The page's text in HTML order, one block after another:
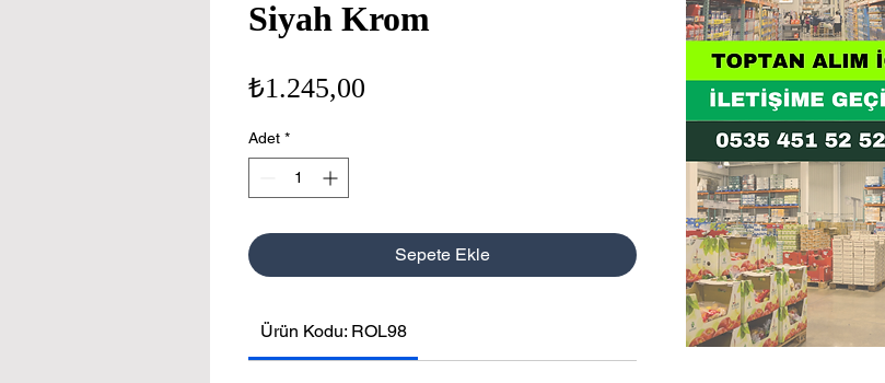
Siyah Krom
₺1.245,00
Adet *
Sepete Ekle
Ürün Kodu: ROL98